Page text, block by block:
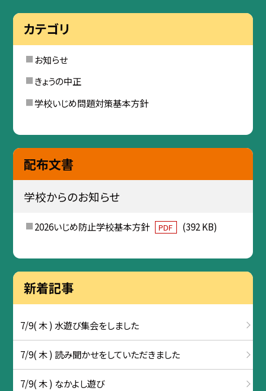
カテゴリ
お知らせ
きょうの中正
学校いじめ問題対策基本方針
配布文書
学校からのお知らせ
2026いじめ防止学校基本方針 PDF (392 KB)
新着記事
7/9( 木 ) 水遊び集会をしました
7/9( 木 ) 読み聞かせをしていただきました
7/9( 木 ) なかよし遊び